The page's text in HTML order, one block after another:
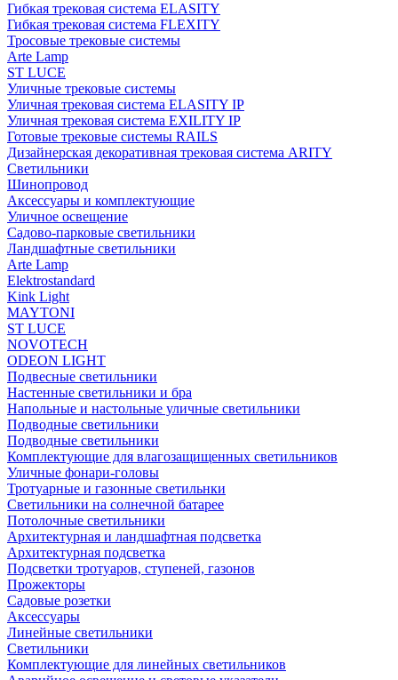
Гибкая трековая система ELASITY
Гибкая трековая система FLEXITY
Тросовые трековые системы
Arte Lamp
ST LUCE
Уличные трековые системы
Уличная трековая система ELASITY IP
Уличная трековая система EXILITY IP
Готовые трековые системы RAILS
Дизайнерская декоративная трековая система ARITY
Светильники
Шинопровод
Аксессуары и комплектующие
Уличное освещение
Садово-парковые светильники
Ландшафтные светильники
Arte Lamp
Elektrostandard
Kink Light
MAYTONI
ST LUCE
NOVOTECH
ODEON LIGHT
Подвесные светильники
Настенные светильники и бра
Напольные и настольные уличные светильники
Подводные светильники
Подводные светильники
Комплектующие для влагозащищенных светильников
Уличные фонари-головы
Тротуарные и газонные светильнки
Светильники на солнечной батарее
Потолочные светильники
Архитектурная и ландшафтная подсветка
Архитектурная подсветка
Подсветки тротуаров, ступеней, газонов
Прожекторы
Садовые розетки
Аксессуары
Линейные светильники
Светильники
Комплектующие для линейных светильников